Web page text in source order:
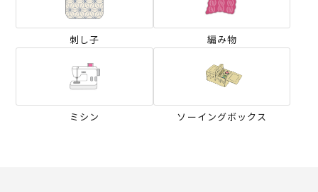
刺し子 編み物
ミシン ソーイングボックス